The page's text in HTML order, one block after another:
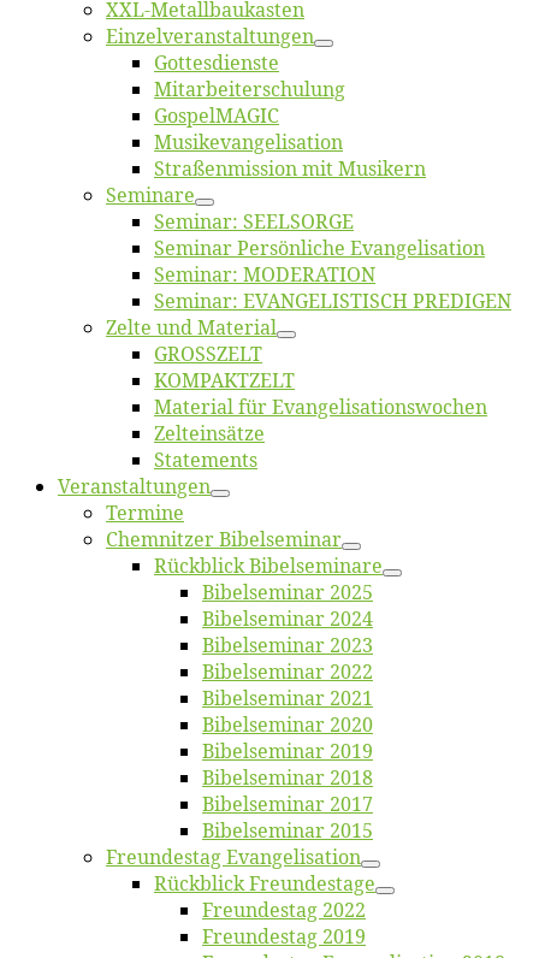
XXL-Me­­tal­l­­bau­­kas­­ten
Einzelver­an­stal­tungen
Got­tes­diens­te
Mitarbeiter­schulung
Gos­pel­MA­GIC
Musikevan­ge­li­sa­tion
Straßenmis­sion mit Musikern
Se­mi­na­re
Se­mi­nar: SEELSORGE
Se­mi­nar Per­sön­li­che Evangelisation
Se­mi­nar: MODERATION
Se­mi­nar: EVANGELISTISCH PREDIGEN
Zel­te und Material
GROSSZELT
KOMPAKTZELT
Ma­te­ri­al für Evangelisationswochen
Zelt­ein­sät­ze
State­ments
Ver­an­stal­tun­gen
Ter­mi­ne
Chemnit­zer Bibelseminar
Rück­blick Bibelseminare
Bi­bel­se­mi­nar 2025
Bi­bel­se­mi­nar 2024
Bi­bel­se­mi­nar 2023
Bi­bel­se­mi­nar 2022
Bi­bel­se­mi­nar 2021
Bi­bel­se­mi­nar 2020
Bi­bel­se­mi­nar 2019
Bi­bel­se­mi­nar 2018
Bibelsemi­nar 2017
Bibelsemi­nar 2015
Freun­des­tag Evangelisation
Rück­blick Freundestage
Freun­des­tag 2022
Freun­des­tag 2019